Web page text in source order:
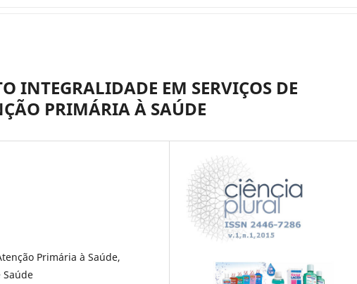
INTEGRALIDADE EM SERVIÇOS DE
PRIMÁRIA À SAÚDE
Primária à Saúde,
Saúde